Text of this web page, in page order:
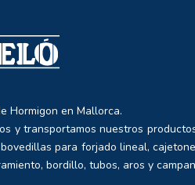
Hormigon en Mallorca.
y transportamos nuestros
para forjado lineal,
bordillo, tubos, aros y